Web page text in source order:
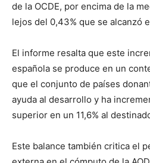
de la OCDE, por encima de la
lejos del 0,43% que se alcanzó
El informe resalta que este
española se produce en un
que el conjunto de países
ayuda al desarrollo y ha
superior en un 11,6% al
Este balance también critica el